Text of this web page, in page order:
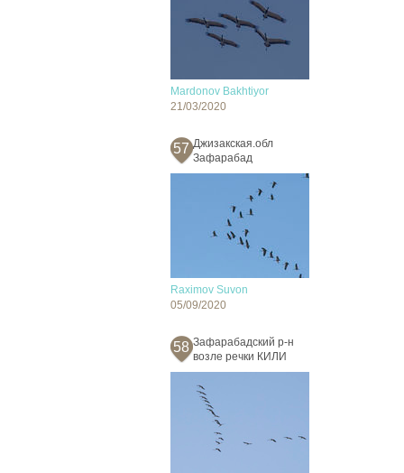
Mardonov Bakhtiyor
21/03/2020
57 Джизакская.обл
Зафарабад
Raximov Suvon
05/09/2020
58 Зафарабадский р-н
возле речки КИЛИ